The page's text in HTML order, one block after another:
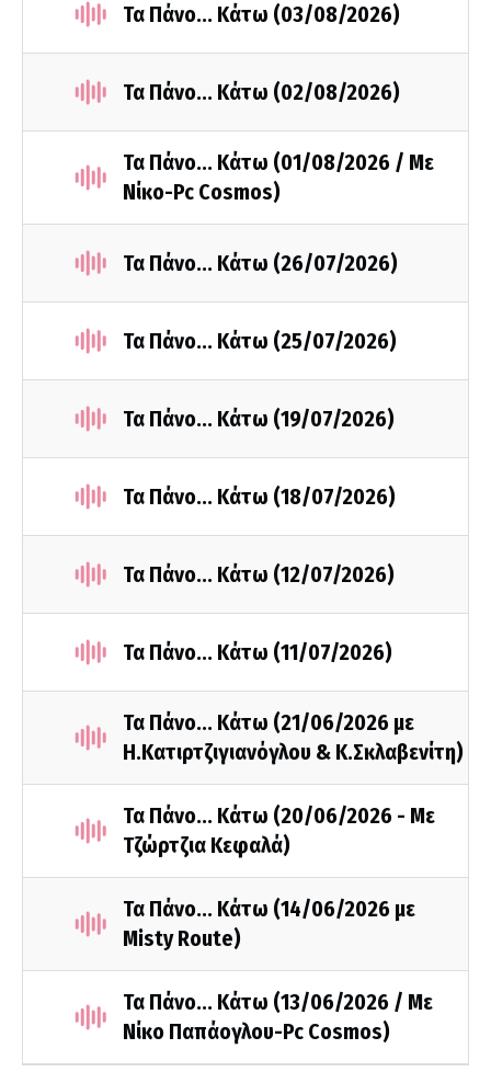
Τα Πάνο... Κάτω (03/08/2026)
Τα Πάνο... Κάτω (02/08/2026)
Τα Πάνο... Κάτω (01/08/2026 / Με
Νίκο-Pc Cosmos)
Τα Πάνο... Κάτω (26/07/2026)
Τα Πάνο... Κάτω (25/07/2026)
Τα Πάνο... Κάτω (19/07/2026)
Τα Πάνο... Κάτω (18/07/2026)
Τα Πάνο... Κάτω (12/07/2026)
Τα Πάνο... Κάτω (11/07/2026)
Τα Πάνο... Κάτω (21/06/2026 με
Η.Κατιρτζιγιανόγλου & Κ.Σκλαβενίτη)
Τα Πάνο... Κάτω (20/06/2026 - Με
Τζώρτζια Κεφαλά)
Τα Πάνο... Κάτω (14/06/2026 με
Misty Route)
Τα Πάνο... Κάτω (13/06/2026 / Με
Νίκο Παπάογλου-Pc Cosmos)